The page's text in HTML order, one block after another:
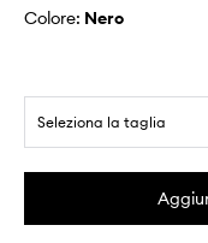
Colore: nero
Seleziona la taglia